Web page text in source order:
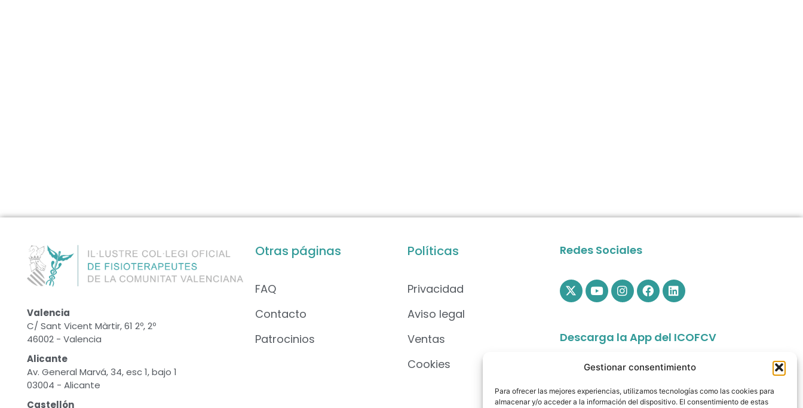
Gestionar consentimiento
Para ofrecer las mejores experiencias, utilizamos tecnologías como las cookies para
almacenar y/o acceder a la información del dispositivo. El consentimiento de estas
Valencia
C/ Sant Vicent Màrtir, 61 2º, 2º
46002 - Valencia
Alicante
Av. General Marvá, 34, esc 1, bajo 1
03004 - Alicante
Castellón
Otras páginas
FAQ
Contacto
Patrocinios
Políticas
Privacidad
Aviso legal
Ventas
Cookies
Redes Sociales
Descarga la App del ICOFCV